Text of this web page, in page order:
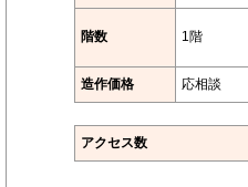
階数 1階
造作価格 応相談
アクセス数